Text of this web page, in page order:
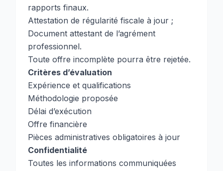
rapports finaux.
Attestation de régularité fiscale à jour ;
Document attestant de l’agrément
professionnel.
Toute offre incomplète pourra être rejetée.
Critères d’évaluation
Expérience et qualifications
Méthodologie proposée
Délai d’exécution
Offre financière
Pièces administratives obligatoires à jour
Confidentialité
Toutes les informations communiquées